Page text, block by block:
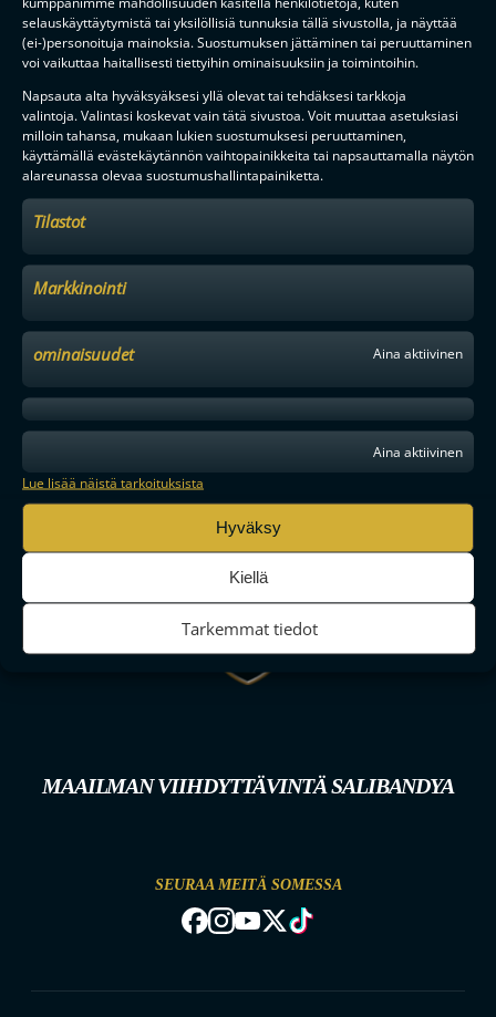
selauskäyttäytymistä tai yksilöllisiä tunnuksia tällä sivustolla, ja näyttää
(ei-)personoituja mainoksia. Suostumuksen jättäminen tai peruuttaminen
voi vaikuttaa haitallisesti tiettyihin ominaisuuksiin ja toimintoihin.
Napsauta alta hyväksyäksesi yllä olevat tai tehdäksesi tarkkoja
valintoja. Valintasi koskevat vain tätä sivustoa. Voit muuttaa asetuksiasi
milloin tahansa, mukaan lukien suostumuksesi peruuttaminen,
käyttämällä evästekäytännön vaihtopainikkeita tai napsauttamalla näytön
alareunassa olevaa suostumushallintapainiketta.
Tilastot
Markkinointi
ominaisuudet Aina aktiivinen
Aina aktiivinen
Lue lisää näistä tarkoituksista
Hyväksy
Kiellä
Tarkemmat tiedot
MAAILMAN VIIHDYTTÄVINTÄ SALIBANDYA
SEURAA MEITÄ SOMESSA